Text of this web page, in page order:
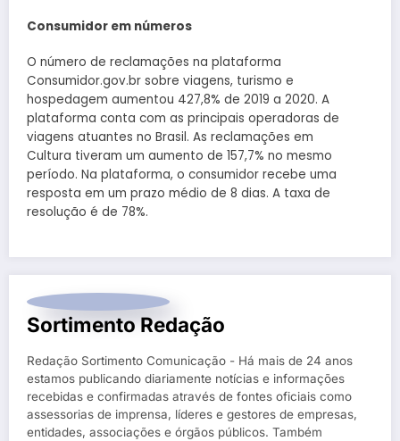
Consumidor em números
O número de reclamações na plataforma
Consumidor.gov.br sobre viagens, turismo e
hospedagem aumentou 427,8% de 2019 a 2020. A
plataforma conta com as principais operadoras de
viagens atuantes no Brasil. As reclamações em
Cultura tiveram um aumento de 157,7% no mesmo
período. Na plataforma, o consumidor recebe uma
resposta em um prazo médio de 8 dias. A taxa de
resolução é de 78%.
Sortimento Redação
Redação Sortimento Comunicação - Há mais de 24 anos
estamos publicando diariamente notícias e informações
recebidas e confirmadas através de fontes oficiais como
assessorias de imprensa, líderes e gestores de empresas,
entidades, associações e órgãos públicos. Também